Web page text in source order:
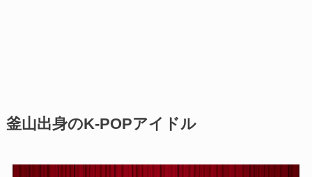
釜山出身のK-POPアイドル